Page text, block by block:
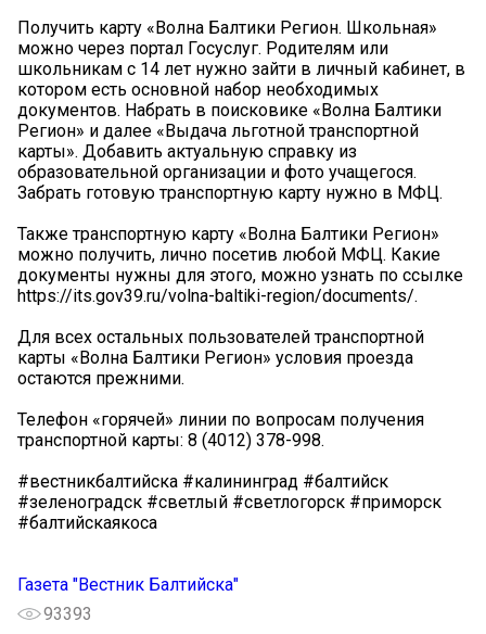
Получить карту «Волна Балтики Регион. Школьная»
можно через портал Госуслуг. Родителям или
школьникам с 14 лет нужно зайти в личный кабинет, в
котором есть основной набор необходимых
документов. Набрать в поисковике «Волна Балтики
Регион» и далее «Выдача льготной транспортной
карты». Добавить актуальную справку из
образовательной организации и фото учащегося.
Забрать готовую транспортную карту нужно в МФЦ.
Также транспортную карту «Волна Балтики Регион»
можно получить, лично посетив любой МФЦ. Какие
документы нужны для этого, можно узнать по ссылке
https://its.gov39.ru/volna-baltiki-region/documents/.
Для всех остальных пользователей транспортной
карты «Волна Балтики Регион» условия проезда
остаются прежними.
Телефон «горячей» линии по вопросам получения
транспортной карты: 8 (4012) 378-998.
#вестникбалтийска #калининград #балтийск
#зеленоградск #светлый #светлогорск #приморск
#балтийскаякоса
Газета "Вестник Балтийска"
93393